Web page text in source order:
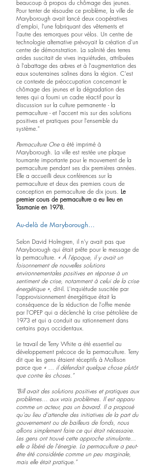
beaucoup à propos du chômage des jeunes.
Pour tenter de résoudre ce problème, la ville de
Maryborough avait lancé deux coopératives
d'emploi, l'une fabriquant des vêtements et
l'autre des remorques pour vélos. Un centre de
technologie alternative prévoyait la création d'un
centre de démonstration. La salinité des terres
arides suscitait de vives inquiétudes, attribuées
à l'abattage des arbres et à l'augmentation des
eaux souterraines salines dans la région. C'est
ce contexte de préoccupation concernant le
chômage des jeunes et la dégradation des
terres qui a fourni un cadre réactif pour la
discussion sur la culture permanente - la
permaculture - et l'accent mis sur des solutions
positives et pratiques pour l'ensemble du
système."
Permaculture One a été imprimé à
Maryborough. La ville est restée une plaque
tournante importante pour le mouvement de la
permaculture pendant ses dix premières années.
Elle a accueilli deux conférences sur la
permaculture et deux des premiers cours de
conception en permaculture de dix jours. Le
premier cours de permaculture a eu lieu en
Tasmanie en 1978.
Au-delà de Maryborough…
Selon David Holmgren, il n'y avait pas que
Maryborough qui était prête pour le message de
la permaculture. « À l'époque, il y avait un
foisonnement de nouvelles solutions
environnementales positives en réponse à un
sentiment de crise, notamment à celui de la crise
énergétique », dit-il. L'inquiétude suscitée par
l'approvisionnement énergétique était la
conséquence de la réduction de l'offre menée
par l'OPEP qui a déclenché la crise pétrolière de
1973 et qui a conduit au rationnement dans
certains pays occidentaux.
Le travail de Terry White a été essentiel au
développement précoce de la permaculture. Terry
dit que les gens étaient réceptifs à Mollison
parce que « … il défendait quelque chose plutôt
que contre les choses."
"Bill avait des solutions positives et pratiques aux
problèmes… aux vrais problèmes. Il est apparu
comme un acteur, pas un bavard. Il a proposé
qu'au lieu d'attendre des initiatives de la part du
gouvernement ou de bailleurs de fonds, nous
allions simplement faire ce qui était nécessaire.
Les gens ont trouvé cette approche stimulante…
elle a libéré de l'énergie. La permaculture a peut-
être été considérée comme un peu marginale,
mais elle était pratique."